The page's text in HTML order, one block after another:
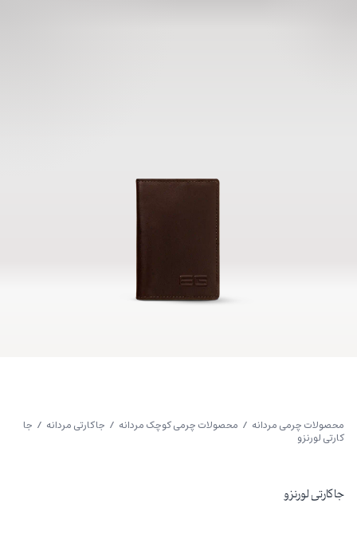
محصولات چرمی مردانه / محصولات چرمی کوچک مردانه / جاکارتی مردانه / جا
کارتی لورنزو
جا کارتی لورنزو